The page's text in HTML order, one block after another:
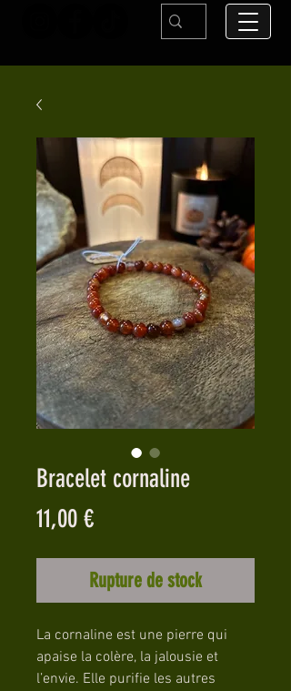
Bracelet cornaline
11,00 €Prix
Rupture de stock
La cornaline est une pierre qui
apaise la colère, la jalousie et
l’envie. Elle purifie les autres